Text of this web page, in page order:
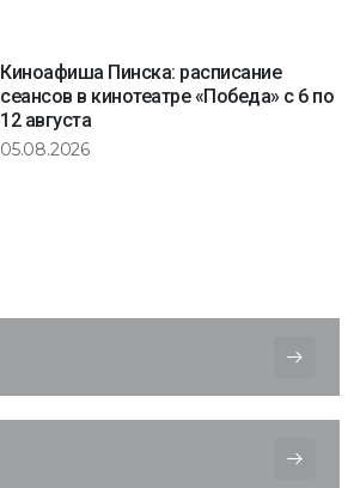
Киноафиша Пинска: расписание
сеансов в кинотеатре «Победа» с 6 по
12 августа
05.08.2026